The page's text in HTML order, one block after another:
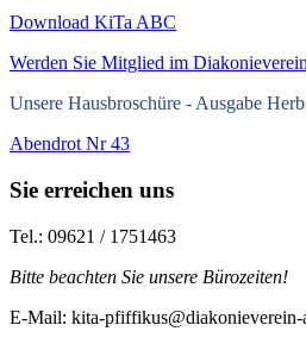
Download KiTa ABC
Werden Sie Mitglied im Diakonieverein
Unsere Hausbroschüre - Ausgabe
Abendrot Nr 43
Sie erreichen uns
Tel.: 09621 / 1751463
Bitte beachten Sie unsere Bürozeiten!
E-Mail: kita-pfiffikus@diakonieverein-